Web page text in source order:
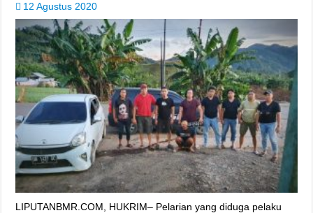
12 Agustus 2020
LIPUTANBMR.COM, HUKRIM– Pelarian yang diduga pelaku